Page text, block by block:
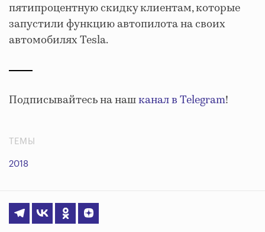
пятипроцентную скидку клиентам, которые
запустили функцию автопилота на своих
автомобилях Tesla.
Подписывайтесь на нашканал в Telegram!
ТЕМЫ
2018